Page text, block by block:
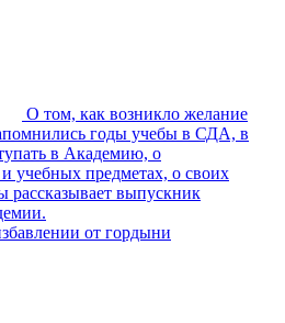
О том, как возникло желание
годы учебы в СДА, в
в Академию, о
учебных предметах, о своих
рассказывает выпускник
от гордыни